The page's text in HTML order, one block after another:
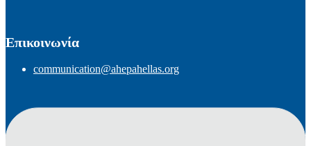
Επικοινωνία
communication@ahepahellas.org